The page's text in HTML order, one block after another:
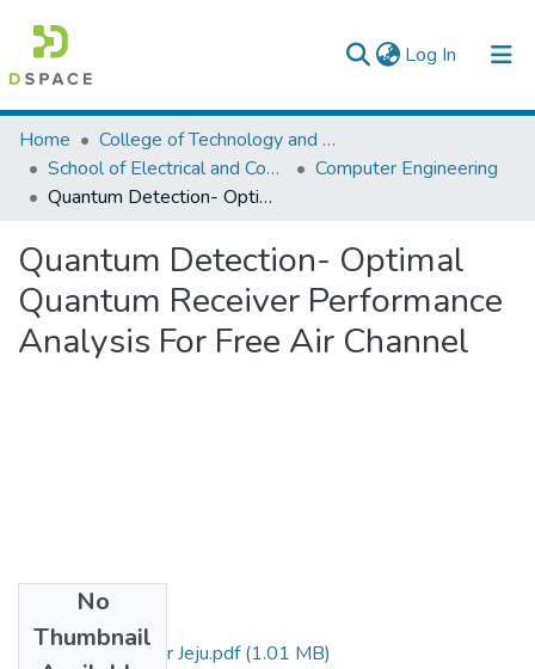
Log In (current)
Colleges, Institutes & Collections
Browse AAU-ETD
Home
College of Technology and Built Environment
School of Electrical and Computer Engineering
Computer Engineering
Quantum Detection- Optimal Quantum Receiver Performance Analysis For Free Air Channel
Quantum Detection- Optimal
Quantum Receiver Performance
Analysis For Free Air Channel
No
Thumbnail
Abdulrezak Oumer Jeju.pdf(1.01 MB)